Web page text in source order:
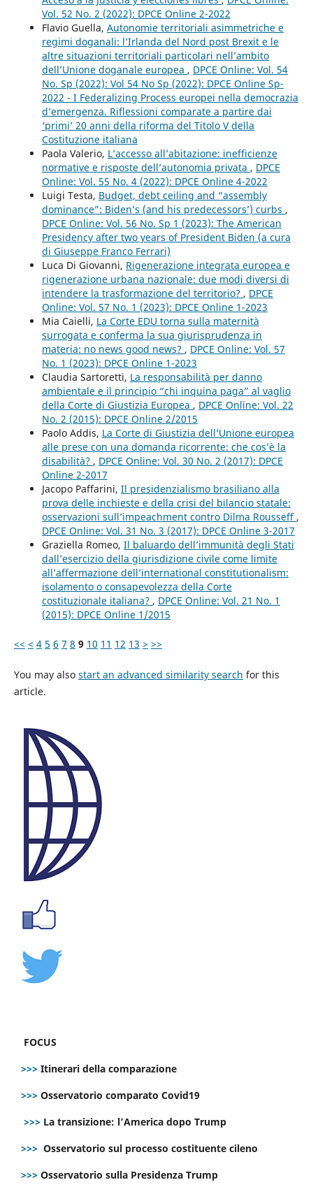
Vol. 52 No. 2 (2022): DPCE Online 2-2022
Flavio Guella, Autonomie territoriali asimmetriche e
regimi doganali: l’Irlanda del Nord post Brexit e le
altre situazioni territoriali particolari nell’ambito
dell’Unione doganale europea , DPCE Online: Vol. 54
No. Sp (2022): Vol 54 No Sp (2022): DPCE Online Sp-
2022 - I Federalizing Process europei nella democrazia
d’emergenza. Riflessioni comparate a partire dai
‘primi’ 20 anni della riforma del Titolo V della
Costituzione italiana
Paola Valerio, L’accesso all’abitazione: inefficienze
normative e risposte dell’autonomia privata , DPCE
Online: Vol. 55 No. 4 (2022): DPCE Online 4-2022
Luigi Testa, Budget, debt ceiling and “assembly
dominance”: Biden’s (and his predecessors’) curbs ,
DPCE Online: Vol. 56 No. Sp 1 (2023): The American
Presidency after two years of President Biden (a cura
di Giuseppe Franco Ferrari)
Luca Di Giovanni, Rigenerazione integrata europea e
rigenerazione urbana nazionale: due modi diversi di
intendere la trasformazione del territorio? , DPCE
Online: Vol. 57 No. 1 (2023): DPCE Online 1-2023
Mia Caielli, La Corte EDU torna sulla maternità
surrogata e conferma la sua giurisprudenza in
materia: no news good news? , DPCE Online: Vol. 57
No. 1 (2023): DPCE Online 1-2023
Claudia Sartoretti, La responsabilità per danno
ambientale e il principio “chi inquina paga” al vaglio
della Corte di Giustizia Europea , DPCE Online: Vol. 22
No. 2 (2015): DPCE Online 2/2015
Paolo Addis, La Corte di Giustizia dell’Unione europea
alle prese con una domanda ricorrente: che cos’è la
disabilità? , DPCE Online: Vol. 30 No. 2 (2017): DPCE
Online 2-2017
Jacopo Paffarini, Il presidenzialismo brasiliano alla
prova delle inchieste e della crisi del bilancio statale:
osservazioni sull’impeachment contro Dilma Rousseff ,
DPCE Online: Vol. 31 No. 3 (2017): DPCE Online 3-2017
Graziella Romeo, Il baluardo dell’immunità degli Stati
dall’esercizio della giurisdizione civile come limite
all’affermazione dell’international constitutionalism:
isolamento o consapevolezza della Corte
costituzionale italiana? , DPCE Online: Vol. 21 No. 1
(2015): DPCE Online 1/2015
<< < 4 5 6 7 8 9 10 11 12 13 > >>
You may also start an advanced similarity search for this
article.
FOCUS
>>> Itinerari della comparazione
>>> Osservatorio comparato Covid19
>>> La transizione: l’America dopo Trump
>>> Osservatorio sul processo costituente cileno
>>> Osservatorio sulla Presidenza Trump